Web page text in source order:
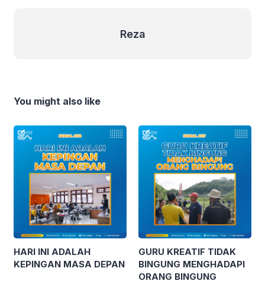
Reza
You might also like
HARI INI ADALAH
KEPINGAN MASA DEPAN
GURU KREATIF TIDAK
BINGUNG MENGHADAPI
ORANG BINGUNG